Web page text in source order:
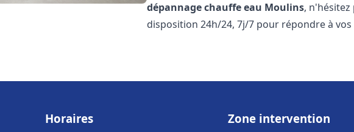
dépannage chauffe eau Moulins, n'hésitez
disposition 24h/24, 7j/7 pour répondre à vos
Horaires Zone intervention